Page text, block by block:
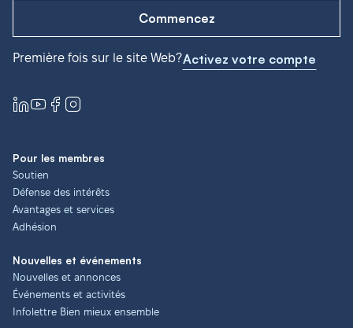
Commencez
Première fois sur le site Web?Activez votre compte
Pour les membres
Soutien
Défense des intérêts
Avantages et services
Adhésion
Nouvelles et événements
Nouvelles et annonces
Événements et activités
Infolettre Bien mieux ensemble